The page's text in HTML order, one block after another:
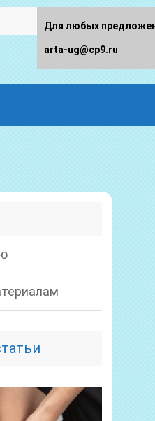
Для любых
arta-ug@cp9.ru